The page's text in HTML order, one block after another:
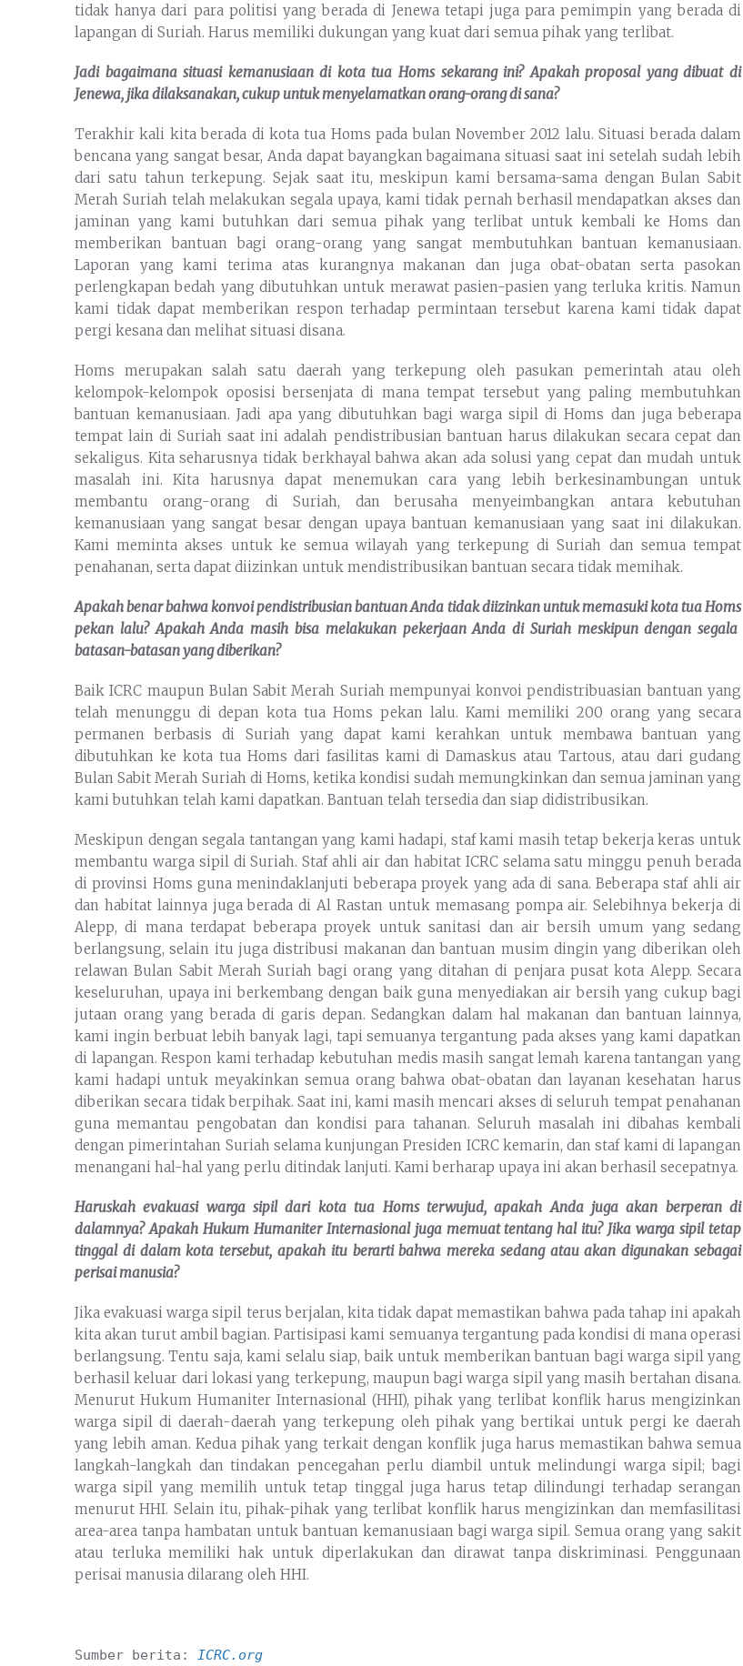
tidak hanya dari para politisi yang berada di Jenewa tetapi juga para pemimpin yang berada di
lapangan di Suriah. Harus memiliki dukungan yang kuat dari semua pihak yang terlibat.
Jadi bagaimana situasi kemanusiaan di kotatuaHomssekarang ini? Apakah proposal yang dibuat di
Jenewa, jika dilaksanakan, cukup untuk menyelamatkan orang-orang disana?
Terakhir kali kita berada di kota tua Homs pada bulan November 2012 lalu. Situasi berada dalam
bencana yang sangat besar, Anda dapat bayangkan bagaimana situasi saat ini setelah sudah lebih
dari satu tahun terkepung. Sejak saat itu, meskipun kami bersama-sama dengan Bulan Sabit
Merah Suriah telah melakukan segala upaya, kami tidak pernah berhasil mendapatkan akses dan
jaminan yang kami butuhkan dari semua pihak yang terlibat untuk kembali ke Homs dan
memberikan bantuan bagi orang-orang yang sangat membutuhkan bantuan kemanusiaan.
Laporan yang kami terima atas kurangnya makanan dan juga obat-obatan serta pasokan
perlengkapan bedah yang dibutuhkan untuk merawat pasien-pasien yang terluka kritis. Namun
kami tidak dapat memberikan respon terhadap permintaan tersebut karena kami tidak dapat
pergi kesana dan melihat situasi disana.
Homs merupakan salah satu daerah yang terkepung oleh pasukan pemerintah atau oleh
kelompok-kelompok oposisi bersenjata di mana tempat tersebut yang paling membutuhkan
bantuan kemanusiaan. Jadi apa yang dibutuhkan bagi warga sipil di Homs dan juga beberapa
tempat lain di Suriah saat ini adalah pendistribusian bantuan harus dilakukan secara cepat dan
sekaligus. Kita seharusnya tidak berkhayal bahwa akan ada solusi yang cepat dan mudah untuk
masalah ini. Kita harusnya dapat menemukan cara yang lebih berkesinambungan untuk
membantu orang-orang di Suriah, dan berusaha menyeimbangkan antara kebutuhan
kemanusiaan yang sangat besar dengan upaya bantuan kemanusiaan yang saat ini dilakukan.
Kami meminta akses untuk ke semua wilayah yang terkepung di Suriah dan semua tempat
penahanan, serta dapat diizinkan untuk mendistribusikan bantuan secara tidak memihak.
Apakah benar bahwa konvoi pendistribusian bantuan Anda tidak diizinkan untuk memasukikotatuaHoms
pekan lalu? Apakah Anda masih bisa melakukan pekerjaan Anda di Suriah meskipun dengan segala
batasan-batasan yang diberikan?
Baik ICRC maupun Bulan Sabit Merah Suriah mempunyai konvoi pendistribuasian bantuan yang
telah menunggu di depan kota tua Homs pekan lalu. Kami memiliki 200 orang yang secara
permanen berbasis di Suriah yang dapat kami kerahkan untuk membawa bantuan yang
dibutuhkan ke kota tua Homs dari fasilitas kami di Damaskus atau Tartous, atau dari gudang
Bulan Sabit Merah Suriah di Homs, ketika kondisi sudah memungkinkan dan semua jaminan yang
kami butuhkan telah kami dapatkan. Bantuan telah tersedia dan siap didistribusikan.
Meskipun dengan segala tantangan yang kami hadapi, staf kami masih tetap bekerja keras untuk
membantu warga sipil di Suriah. Staf ahli air dan habitat ICRC selama satu minggu penuh berada
di provinsi Homs guna menindaklanjuti beberapa proyek yang ada di sana. Beberapa staf ahli air
dan habitat lainnya juga berada di Al Rastan untuk memasang pompa air. Selebihnya bekerja di
Alepp, di mana terdapat beberapa proyek untuk sanitasi dan air bersih umum yang sedang
berlangsung, selain itu juga distribusi makanan dan bantuan musim dingin yang diberikan oleh
relawan Bulan Sabit Merah Suriah bagi orang yang ditahan di penjara pusat kota Alepp. Secara
keseluruhan, upaya ini berkembang dengan baik guna menyediakan air bersih yang cukup bagi
jutaan orang yang berada di garis depan. Sedangkan dalam hal makanan dan bantuan lainnya,
kami ingin berbuat lebih banyak lagi, tapi semuanya tergantung pada akses yang kami dapatkan
di lapangan. Respon kami terhadap kebutuhan medis masih sangat lemah karena tantangan yang
kami hadapi untuk meyakinkan semua orang bahwa obat-obatan dan layanan kesehatan harus
diberikan secara tidak berpihak. Saat ini, kami masih mencari akses di seluruh tempat penahanan
guna memantau pengobatan dan kondisi para tahanan. Seluruh masalah ini dibahas kembali
dengan pimerintahan Suriah selama kunjungan Presiden ICRC kemarin, dan staf kami di lapangan
menangani hal-hal yang perlu ditindak lanjuti. Kami berharap upaya ini akan berhasil secepatnya.
Haruskah evakuasi warga sipil dari kota tua Homs terwujud, apakah Anda juga akan berperan di
dalamnya? Apakah Hukum Humaniter Internasional juga memuat tentang hal itu? Jika warga sipil tetap
tinggal di dalam kota tersebut, apakah itu berarti bahwa mereka sedang atau akan digunakan sebagai
perisai manusia?
Jika evakuasi warga sipil terus berjalan, kita tidak dapat memastikan bahwa pada tahap ini apakah
kita akan turut ambil bagian. Partisipasi kami semuanya tergantung pada kondisi di mana operasi
berlangsung. Tentu saja, kami selalu siap, baik untuk memberikan bantuan bagi warga sipil yang
berhasil keluar dari lokasi yang terkepung, maupun bagi warga sipil yang masih bertahan disana.
Menurut Hukum Humaniter Internasional (HHI), pihak yang terlibat konflik harus mengizinkan
warga sipil di daerah-daerah yang terkepung oleh pihak yang bertikai untuk pergi ke daerah
yang lebih aman. Kedua pihak yang terkait dengan konflik juga harus memastikan bahwa semua
langkah-langkah dan tindakan pencegahan perlu diambil untuk melindungi warga sipil; bagi
warga sipil yang memilih untuk tetap tinggal juga harus tetap dilindungi terhadap serangan
menurut HHI. Selain itu, pihak-pihak yang terlibat konflik harus mengizinkan dan memfasilitasi
area-area tanpa hambatan untuk bantuan kemanusiaan bagi warga sipil. Semua orang yang sakit
atau terluka memiliki hak untuk diperlakukan dan dirawat tanpa diskriminasi. Penggunaan
perisai manusia dilarang oleh HHI.
Sumber berita: ICRC.org